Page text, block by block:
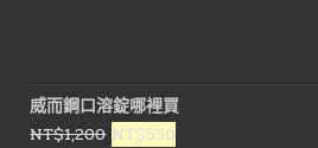
NT$1,800。NT$900。
威而鋼口溶錠哪裡買
NT$1,200 原
NT$550